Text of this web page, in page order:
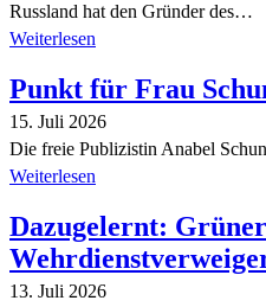
Russland hat den Gründer des…
Weiterlesen
Punkt für Frau
15. Juli 2026
Die freie Publizistin Anabel
Weiterlesen
Dazugelernt:
13. Juli 2026